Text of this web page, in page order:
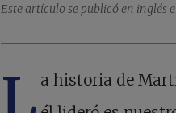
Este artículo se publicó en inglés
a historia de